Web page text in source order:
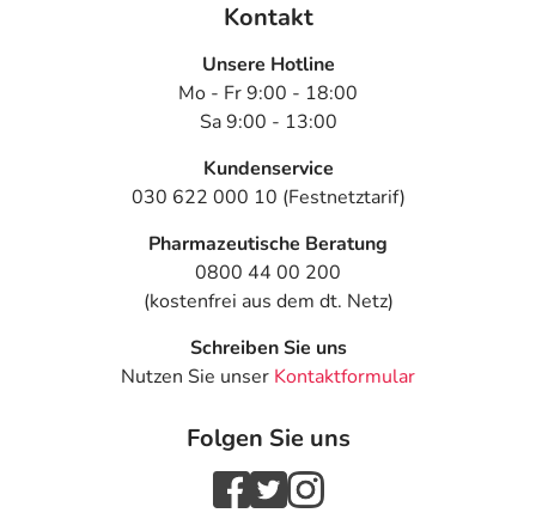
Kontakt
Unsere Hotline
Mo - Fr 9:00 - 18:00
Sa 9:00 - 13:00
Kundenservice
030 622 000 10 (Festnetztarif)
Pharmazeutische Beratung
0800 44 00 200
(kostenfrei aus dem dt. Netz)
Schreiben Sie uns
Nutzen Sie unser Kontaktformular
Folgen Sie uns